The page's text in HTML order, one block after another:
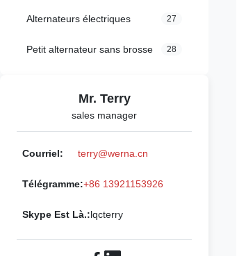
Alternateurs électriques 27
Petit alternateur sans brosse 28
Mr. Terry
sales manager
Courriel: terry@werna.cn
Télégramme:+86 13921153926
Skype Est Là.:lqcterry